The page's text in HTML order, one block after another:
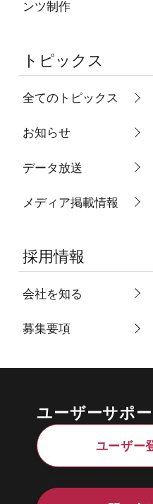
ンツ制作
トピックス
全てのトピックス
お知らせ
データ放送
メディア掲載情報
採用情報
会社を知る
募集要項
ユーザーサポー
ユーザー